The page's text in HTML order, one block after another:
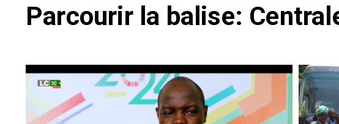
Parcourir la balise: